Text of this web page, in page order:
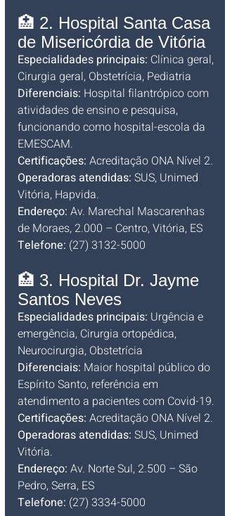
🏥 2. Hospital Santa Casa
de Misericórdia de Vitória
Especialidades principais: Clínica geral,
Cirurgia geral, Obstetrícia, Pediatria
Diferenciais: Hospital filantrópico com
atividades de ensino e pesquisa,
funcionando como hospital-escola da
EMESCAM.
Certificações: Acreditação ONA Nível 2.
Operadoras atendidas: SUS, Unimed
Vitória, Hapvida.
Endereço: Av. Marechal Mascarenhas
de Moraes, 2.000 – Centro, Vitória, ES
Telefone: (27) 3132-5000
🏥 3. Hospital Dr. Jayme
Santos Neves
Especialidades principais: Urgência e
emergência, Cirurgia ortopédica,
Neurocirurgia, Obstetrícia
Diferenciais: Maior hospital público do
Espírito Santo, referência em
atendimento a pacientes com Covid-19.
Certificações: Acreditação ONA Nível 2.
Operadoras atendidas: SUS, Unimed
Vitória.
Endereço: Av. Norte Sul, 2.500 – São
Pedro, Serra, ES
Telefone: (27) 3334-5000